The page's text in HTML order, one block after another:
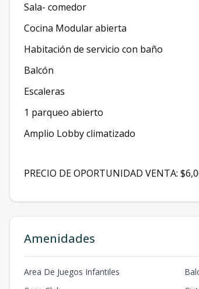
Sala- comedor
Cocina Modular abierta
Habitación de servicio con baño
Balcón
Escaleras
1 parqueo abierto
Amplio Lobby climatizado
PRECIO DE OPORTUNIDAD VENTA:
Amenidades
Area De Juegos Infantiles